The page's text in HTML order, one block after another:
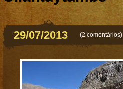
29/07/2013 (2 comentários)